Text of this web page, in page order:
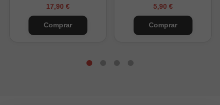
17,90 €
Comprar
5,90 €
Comprar